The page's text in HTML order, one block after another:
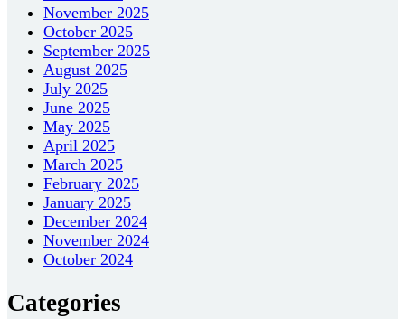
November 2025
October 2025
September 2025
August 2025
July 2025
June 2025
May 2025
April 2025
March 2025
February 2025
January 2025
December 2024
November 2024
October 2024
Categories